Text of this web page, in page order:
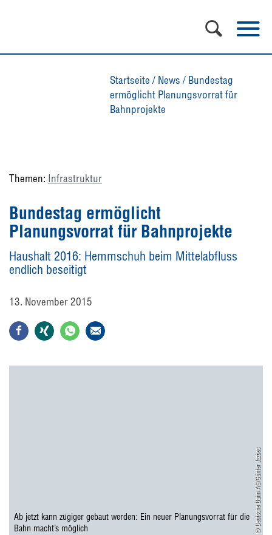
Startseite / News / Bundestag
ermöglicht Planungsvorrat für
Bahnprojekte
Themen: Infrastruktur
Bundestag ermöglicht
Planungsvorrat für Bahnprojekte
Haushalt 2016: Hemmschuh beim Mittelabfluss
endlich beseitigt
13. November 2015
© Deutsche Bahn AG/Günter Jazbec
Ab jetzt kann zügiger gebaut werden: Ein neuer Planungsvorrat für die
Bahn macht’s möglich